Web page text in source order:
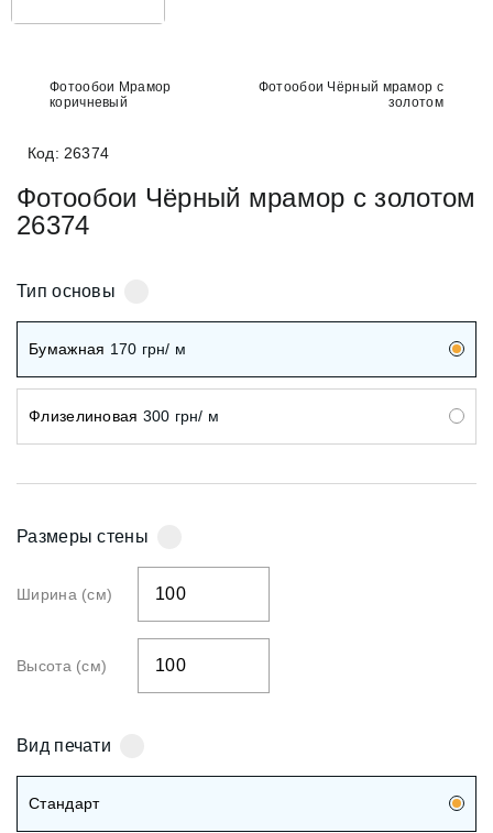
Фотообои Мрамор
коричневый
Фотообои Чёрный мрамор с
золотом
Код: 26374
Фотообои Чёрный мрамор с золотом
26374
Тип основы
Бумажная 170 грн/ м
Флизелиновая 300 грн/ м
Размеры стены
Ширина (см)
Высота (см)
Вид печати
Стандарт